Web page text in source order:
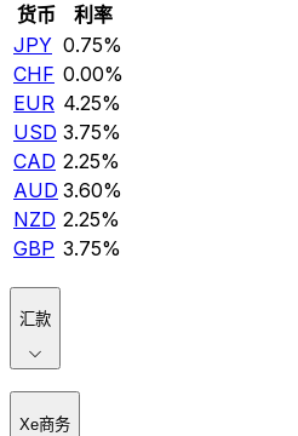
货币
利率
JPY 0.75%
CHF 0.00%
EUR 4.25%
USD 3.75%
CAD 2.25%
AUD 3.60%
NZD 2.25%
GBP 3.75%
汇款
Xe商务